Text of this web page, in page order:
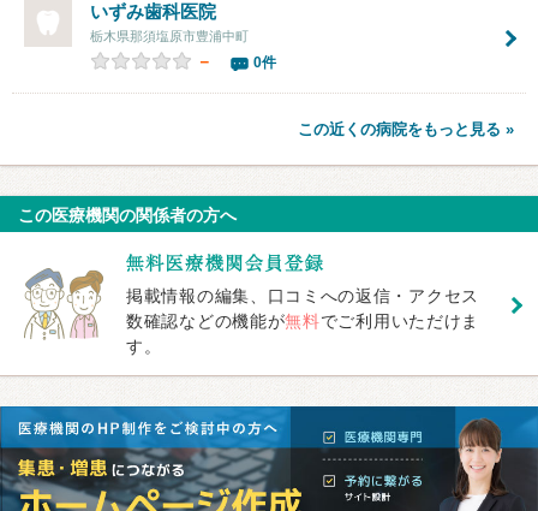
いずみ歯科医院
栃木県那須塩原市豊浦中町
－ 0件
この近くの病院をもっと見る »
この医療機関の関係者の方へ
掲載情報の編集、口コミへの返信・アクセス
数確認などの機能が無料でご利用いただけま
す。